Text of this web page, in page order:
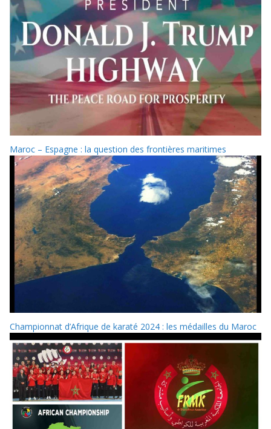
Maroc – Espagne : la question des frontières maritimes
Championnat d’Afrique de karaté 2024 : les médailles du Maroc